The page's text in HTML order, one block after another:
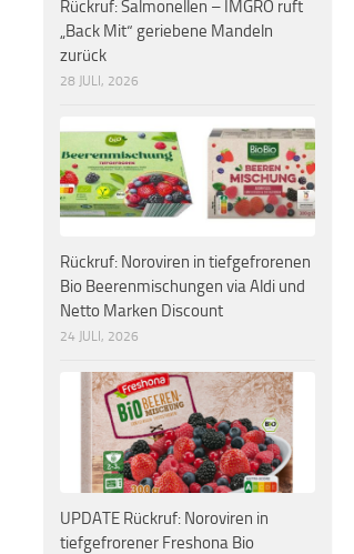
Rückruf: Salmonellen – IMGRO ruft
„Back Mit“ geriebene Mandeln
zurück
28 JULI, 2026
Rückruf: Noroviren in tiefgefrorenen
Bio Beerenmischungen via Aldi und
Netto Marken Discount
24 JULI, 2026
UPDATE Rückruf: Noroviren in
tiefgefrorener Freshona Bio